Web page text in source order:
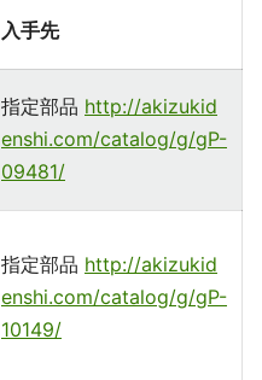
入手先
指定部品 http://akizukid
enshi.com/catalog/g/gP-
09481/
指定部品 http://akizukid
enshi.com/catalog/g/gP-
10149/